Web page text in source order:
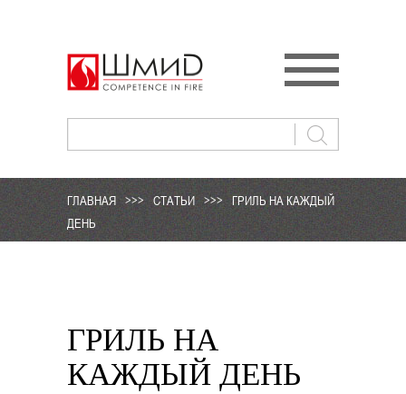
ГЛАВНАЯ >>> СТАТЬИ >>>
ГРИЛЬ НА КАЖДЫЙ
ДЕНЬ
ГРИЛЬ НА
КАЖДЫЙ ДЕНЬ